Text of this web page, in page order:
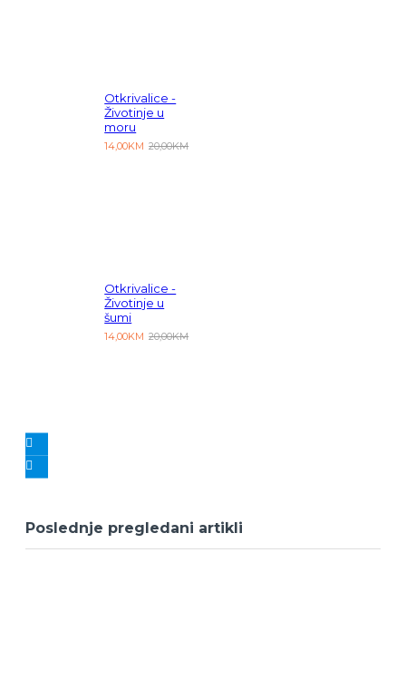
Otkrivalice -
Životinje u
moru
14,00KM 20,00KM
Otkrivalice -
Životinje u
šumi
14,00KM 20,00KM
Poslednje pregledani artikli